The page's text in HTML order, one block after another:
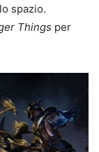
spazio.
Things per